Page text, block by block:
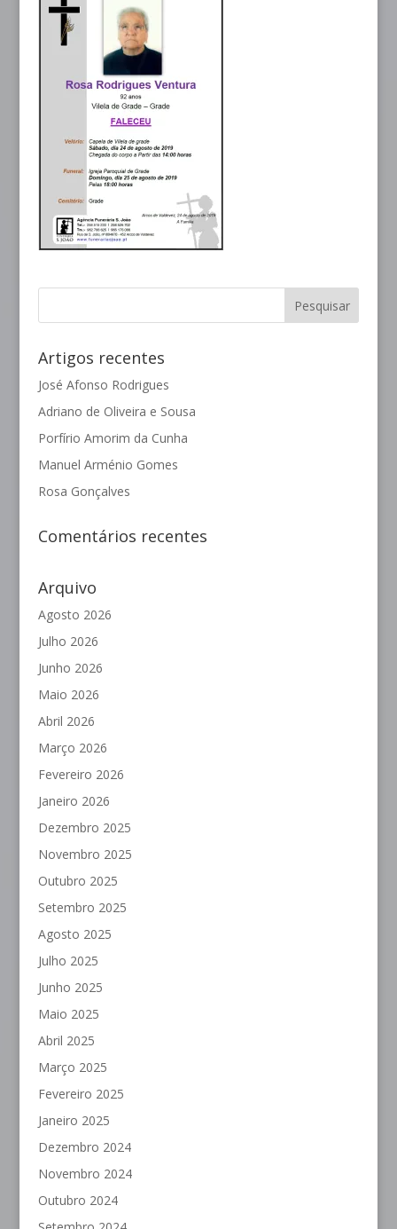
Artigos recentes
José Afonso Rodrigues
Adriano de Oliveira e Sousa
Porfírio Amorim da Cunha
Manuel Arménio Gomes
Rosa Gonçalves
Comentários recentes
Arquivo
Agosto 2026
Julho 2026
Junho 2026
Maio 2026
Abril 2026
Março 2026
Fevereiro 2026
Janeiro 2026
Dezembro 2025
Novembro 2025
Outubro 2025
Setembro 2025
Agosto 2025
Julho 2025
Junho 2025
Maio 2025
Abril 2025
Março 2025
Fevereiro 2025
Janeiro 2025
Dezembro 2024
Novembro 2024
Outubro 2024